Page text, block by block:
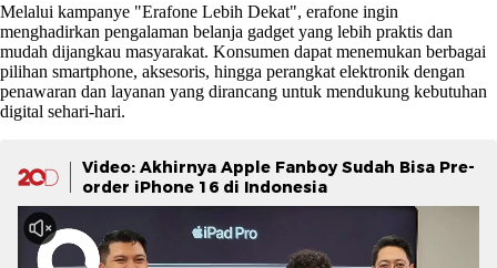
Melalui kampanye "Erafone Lebih Dekat", erafone ingin
menghadirkan pengalaman belanja gadget yang lebih praktis dan
mudah dijangkau masyarakat. Konsumen dapat menemukan berbagai
pilihan smartphone, aksesoris, hingga perangkat elektronik dengan
penawaran dan layanan yang dirancang untuk mendukung kebutuhan
digital sehari-hari.
Video: Akhirnya Apple Fanboy Sudah Bisa Pre-
order iPhone 16 di Indonesia